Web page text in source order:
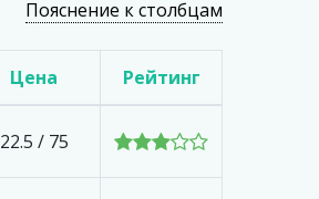
Пояснение к столбцам
Цена Рейтинг
22.5 / 75